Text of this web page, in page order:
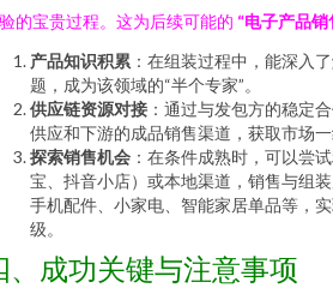
的宝贵过程。这为后续可能的 “电子产品销
产品知识积累 ：在组装过程中，能深入
题，成为该领域的“半个专家”。
供应链资源对接 ：通过与发包方的稳定
供应和下游的成品销售渠道，获取市场一
探索销售机会 ：在条件成熟时，可以尝
宝、抖音小店）或本地渠道，销售与组
手机配件、小家电、智能家居单品等，
级。
、成功关键与注意事项